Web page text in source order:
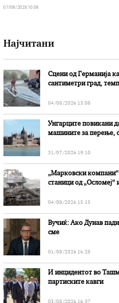
07/08/2026 10:08
Најчитани
Сцени од Германија
сантиметри град,
04/08/2026 13:08
Унгарците повикани
машините за перење,
31/07/2026 19:10
„Марковски
станици од
04/08/2026 15:15
Вучиќ: Ако Дунав
сме
01/08/2026 16:28
И инцидентот во
партиските кавги
03/08/2026 16:37